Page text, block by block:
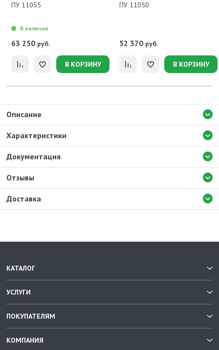
ПУ 11055
В наличии
63 250 руб.
В КОРЗИНУ
ПУ 11050
52 370 руб.
В КОРЗИНУ
Доставка
Описание
Характеристики
Документация
Отзывы
КАТАЛОГ
УСЛУГИ
ПОКУПАТЕЛЯМ
КОМПАНИЯ